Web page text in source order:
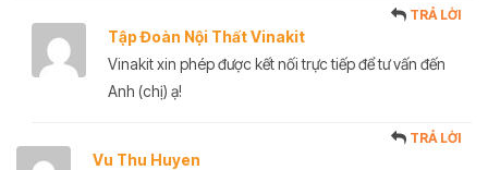
Tập Đoàn Nội Thất Vinakit
TRẢ LỜI
Vinakit xin phép được kết nối trực tiếp để tư vấn đến
Anh (chị) ạ!
Vu Thu Huyen
TRẢ LỜI